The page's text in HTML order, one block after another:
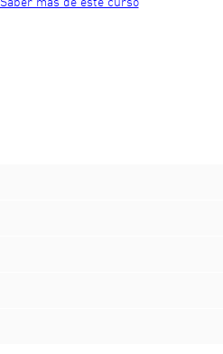
Saber mas de este curso